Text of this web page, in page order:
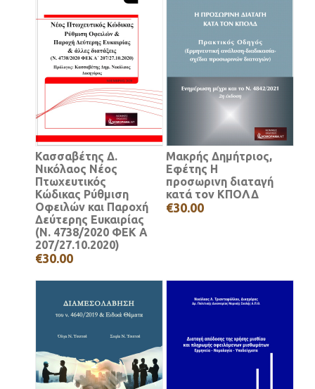
Κασσαβέτης Δ.
Νικόλαος Νέος
Πτωχευτικός
Κώδικας Ρύθμιση
Οφειλών και Παροχή
Δεύτερης Ευκαιρίας
(Ν. 4738/2020 ΦΕΚ Α
207/27.10.2020)
€30.00
Μακρής Δημήτριος,
Εφέτης Η
προσωρινη διαταγή
κατά τον ΚΠΟΛΔ
€30.00